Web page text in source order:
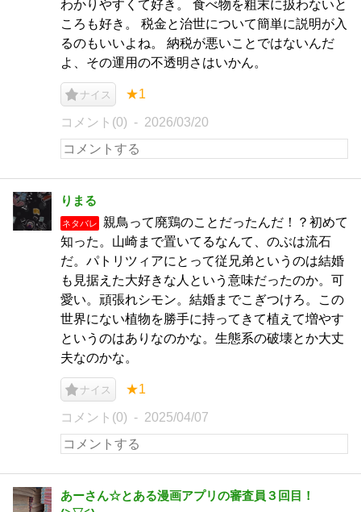
わかりやすくて好き。 食べ物を粗末に扱わないと
ころも好き。 税金と治世について簡単に説明が入
るのもいいよね。 納税が悪いことではないんだ
よ、その運用の不透明さはいかん。
ナイス ★1
コメント(0) 2026/03/20
りまる
ネタバレ
親鳥って廃鶏のことだったんだ！？初めて
知った。山崎まで置いてるなんて、のぶは流石
だ。パトリツィアにとって従兄弟というのは結婚
も見据えた大好きな人という意味だったのか。可
愛い。頑張れシモン。結婚までこぎつけろ。この
世界にない植物を勝手に持ってきて植えて増やす
というのはありなのかな。生態系の破壊とか大丈
夫なのかな。
ナイス ★1
コメント(0) 2025/04/07
あーさん☆とある漫画アプリの審査員３回目！